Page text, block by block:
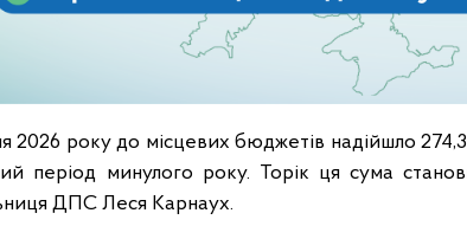
2026 року до місцевих бюджетів надійшло
період минулого року. Торік ця сума
ДПС Леся Карнаух.